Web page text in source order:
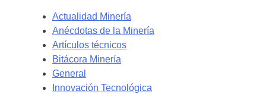
Actualidad Minería
Anécdotas de la Minería
Artículos técnicos
Bitácora Minería
General
Innovación Tecnológica